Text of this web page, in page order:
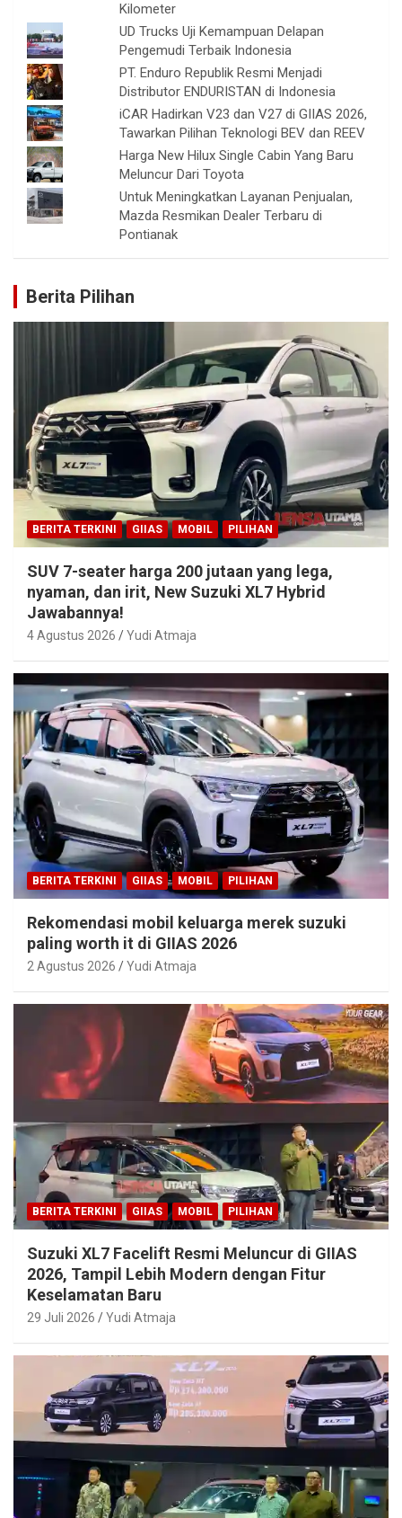
Kilometer
UD Trucks Uji Kemampuan Delapan
Pengemudi Terbaik Indonesia
PT. Enduro Republik Resmi Menjadi
Distributor ENDURISTAN di Indonesia
iCAR Hadirkan V23 dan V27 di GIIAS 2026,
Tawarkan Pilihan Teknologi BEV dan REEV
Harga New Hilux Single Cabin Yang Baru
Meluncur Dari Toyota
Untuk Meningkatkan Layanan Penjualan,
Mazda Resmikan Dealer Terbaru di
Pontianak
Berita Pilihan
BERITA TERKINI GIIAS MOBIL PILIHAN
SUV 7-seater harga 200 jutaan yang lega,
nyaman, dan irit, New Suzuki XL7 Hybrid
Jawabannya!
4 Agustus 2026 Yudi Atmaja
BERITA TERKINI GIIAS MOBIL PILIHAN
Rekomendasi mobil keluarga merek suzuki
paling worth it di GIIAS 2026
2 Agustus 2026 Yudi Atmaja
BERITA TERKINI GIIAS MOBIL PILIHAN
Suzuki XL7 Facelift Resmi Meluncur di GIIAS
2026, Tampil Lebih Modern dengan Fitur
Keselamatan Baru
29 Juli 2026 Yudi Atmaja